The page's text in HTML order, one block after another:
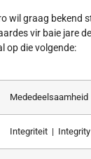
wil graag bekend
vir baie jare
op die volgende:
Integriteit | Integrity